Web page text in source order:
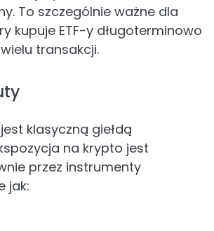
To szczególnie ważne dla
kupuje ETF-y długoterminowo
transakcji.
klasyczną giełdą
na krypto jest
przez instrumenty
jak: